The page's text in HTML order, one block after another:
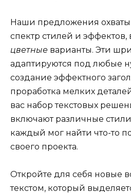
Наши предложения
спектр стилей и
цветные варианты. Эти
адаптируются под любые
создание эффектного
проработка мелких
вас набор текстовых
включают различные
каждый мог найти что-то
своего проекта.
Откройте для себя новые
текстом, который